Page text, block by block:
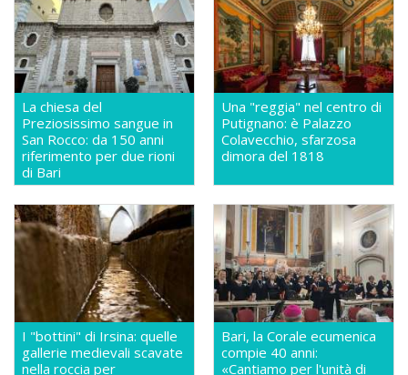
La chiesa del
Preziosissimo sangue in
San Rocco: da 150 anni
riferimento per due rioni
di Bari
Una "reggia" nel centro di
Putignano: è Palazzo
Colavecchio, sfarzosa
dimora del 1818
I "bottini" di Irsina: quelle
gallerie medievali scavate
nella roccia per
Bari, la Corale ecumenica
compie 40 anni:
«Cantiamo per l'unità di